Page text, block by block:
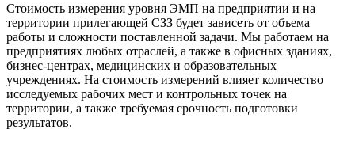
Стоимость измерения уровня ЭМП на предприятии и на
территории прилегающей СЗЗ будет зависеть от объема
работы и сложности поставленной задачи. Мы работаем на
предприятиях любых отраслей, а также в офисных зданиях,
бизнес-центрах, медицинских и образовательных
учреждениях. На стоимость измерений влияет количество
исследуемых рабочих мест и контрольных точек на
территории, а также требуемая срочность подготовки
результатов.